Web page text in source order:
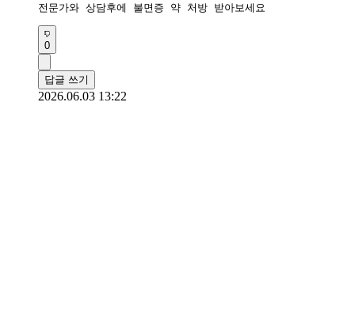
전문가와 상담후에 불면증 약 처방 받아보세요
0
답글 쓰기
2026.06.03 13:22